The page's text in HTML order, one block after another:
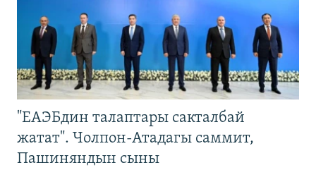
"ЕАЭБдин талаптары сакталбай
жатат". Чолпон-Атадагы саммит,
Пашиняндын сыны